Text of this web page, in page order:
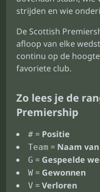
strijden en wie
De Scottish
afloop van elke
continu op de
favoriete club.
Zo lees je de
Premiership
# = Positie
Team = Naam
G = Gespeelde
W = Gewonnen
V =Verloren